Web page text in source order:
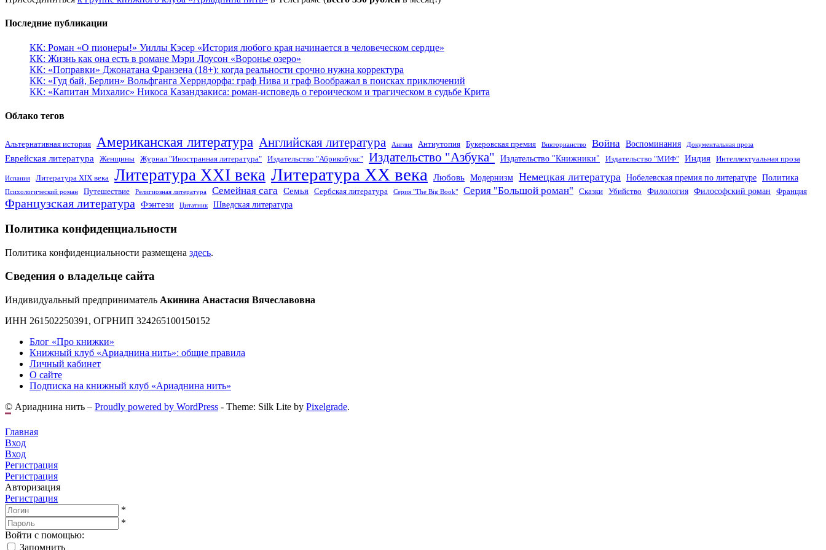
Последние публикации
КК: Роман «О пионеры!» Уиллы Кэсер «История любого края начинается в человеческом сердце»
КК: Жизнь как она есть в романе Мэри Лоусон «Воронье озеро»
КК: «Поправки» Джонатана Франзена (18+): когда реальности срочно нужна корректура
КК: «Гуд бай, Берлин» Вольфганга Херрндорфа: граф Нива и граф Воображал в поисках приключений
КК: «Капитан Михалис» Никоса Казандзакиса: роман-исповедь о героическом и трагическом в судьбе Крита
Облако тегов
Альтернативная история Американская литература Английская литература Англия Антиутопия Букеровская премия Викторианство Война Воспоминания Документальная проза
Еврейская литература Женщины Журнал "Иностранная литература" Издательство "Абрикобукс" Издательство "Азбука" Издательство "Книжники" Издательство "МИФ" Индия Интеллектуальная проза
Испания Литература XIX века Литература XXI века Литература XX века Любовь Модернизм Немецкая литература Нобелевская премия по литературе Политика
Психологический роман Путешествие Религиозная литература Семейная сага Семья Сербская литература Серия "The Big Book" Серия "Большой роман" Сказки Убийство Филология Философский роман Франция
Французская литература Фэнтези Цитатник Шведская литература
Политика конфиденциальности
Политика конфиденциальности размещена здесь.
Сведения о владельце сайта
Индивидуальный предприниматель Акинина Анастасия Вячеславовна
ИНН 261502250391, ОГРНИП 324265100150152
Блог «Про книжки»
Книжный клуб «Ариаднина нить»: общие правила
Личный кабинет
О сайте
Подписка на книжный клуб «Ариаднина нить»
© Ариаднина нить – Proudly powered by WordPress - Theme: Silk Lite by Pixelgrade.
Главная
Вход
Вход
Регистрация
Регистрация
Авторизация
Регистрация
*
*
Войти с помощью:
Запомнить